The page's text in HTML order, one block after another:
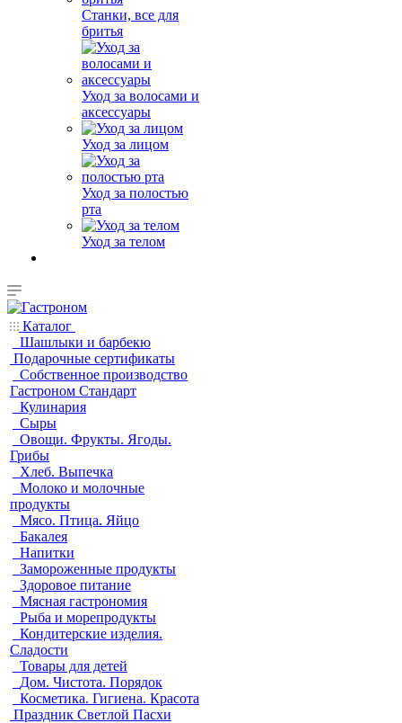
Станки, все для
бритья
Уход за волосами и
аксессуары
Уход за лицом
Уход за полостью
рта
Уход за телом
Каталог
Шашлыки и барбекю
Подарочные сертификаты
Собственное производство
Гастроном Стандарт
Кулинария
Сыры
Овощи. Фрукты. Ягоды.
Грибы
Хлеб. Выпечка
Молоко и молочные
продукты
Мясо. Птица. Яйцо
Бакалея
Напитки
Замороженные продукты
Здоровое питание
Мясная гастрономия
Рыба и морепродукты
Кондитерские изделия.
Сладости
Товары для детей
Дом. Чистота. Порядок
Косметика. Гигиена. Красота
Праздник Светлой Пасхи